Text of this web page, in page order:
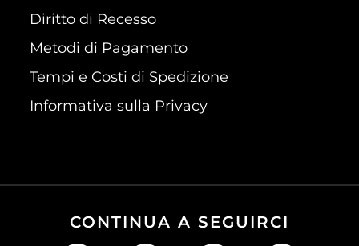
Diritto di Recesso
Metodi di Pagamento
Tempi e Costi di Spedizione
Informativa sulla Privacy
CONTINUA A SEGUIRCI